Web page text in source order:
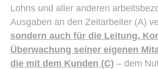
Lohns und aller anderen
Ausgaben an den Zeitarbeiter (A)
sondern auch für die Leitung,
Überwachung seiner eigenen
die mit dem Kunden (C) – dem